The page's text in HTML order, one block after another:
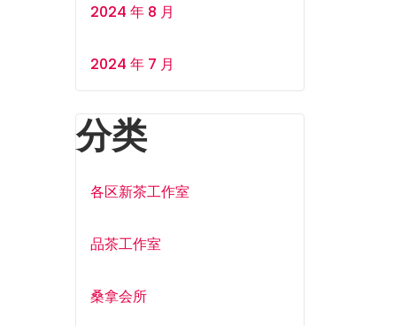
2024 年 8 月
2024 年 7 月
分类
各区新茶工作室
品茶工作室
桑拿会所